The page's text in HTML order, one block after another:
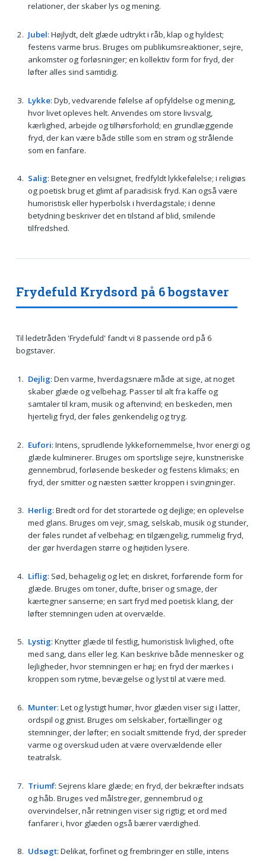
relationer, der skaber lys og mening.
Jubel: Højlydt, delt glæde udtrykt i råb, klap og hyldest;
festens varme brus. Bruges om publikumsreaktioner, sejre,
ankomster og forløsninger; en kollektiv form for fryd, der
løfter alles sind samtidig.
Lykke: Dyb, vedvarende følelse af opfyldelse og mening,
hvor livet opleves helt. Anvendes om store livsvalg,
kærlighed, arbejde og tilhørsforhold; en grundlæggende
fryd, der kan være både stille som en strøm og strålende
som en fanfare.
Salig: Betegner en velsignet, fredfyldt lykkefølelse; i religiøs
og poetisk brug et glimt af paradisisk fryd. Kan også være
humoristisk eller hyperbolsk i hverdagstale; i denne
betydning beskriver det en tilstand af blid, smilende
tilfredshed.
Frydefuld Krydsord på 6 bogstaver
Til ledetråden 'Frydefuld' fandt vi 8 passende ord på 6
bogstaver.
Dejlig: Den varme, hverdagsnære måde at sige, at noget
skaber glæde og velbehag. Passer til alt fra kaffe og
samtaler til kram, musik og aftenvind; en beskeden, men
hjertelig fryd, der føles genkendelig og tryg.
Eufori: Intens, sprudlende lykkefornemmelse, hvor energi og
glæde kulminerer. Bruges om sportslige sejre, kunstneriske
gennembrud, forløsende beskeder og festens klimaks; en
fryd, der smitter og næsten sætter kroppen i svingninger.
Herlig: Bredt ord for det storartede og dejlige; en oplevelse
med glans. Bruges om vejr, smag, selskab, musik og stunder,
der føles rundet af velbehag; en tilgængelig, rummelig fryd,
der gør hverdagen større og højtiden lysere.
Liflig: Sød, behagelig og let; en diskret, forførende form for
glæde. Bruges om toner, dufte, briser og smage, der
kærtegner sanserne; en sart fryd med poetisk klang, der
løfter stemningen uden at overvælde.
Lystig: Knytter glæde til festlig, humoristisk livlighed, ofte
med sang, dans eller leg. Kan beskrive både mennesker og
lejligheder, hvor stemningen er høj; en fryd der mærkes i
kroppen som rytme, bevægelse og lyst til at være med.
Munter: Let og lystigt humør, hvor glæden viser sig i latter,
ordspil og gnist. Bruges om selskaber, fortællinger og
stemninger, der løfter; en socialt smittende fryd, der spreder
varme og overskud uden at være overvældende eller
teatralsk.
Triumf: Sejrens klare glæde; en fryd, der bekræfter indsats
og håb. Bruges ved målstreger, gennembrud og
overvindelser, når retningen viser sig rigtig; et ord med
fanfarer i, hvor glæden også bærer værdighed.
Udsøgt: Delikat, forfinet og frembringer en stille, intens